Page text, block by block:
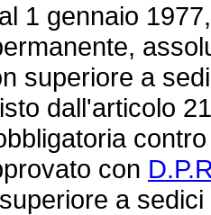
1 gennaio
superiore a
dall'articolo
con
a sedici